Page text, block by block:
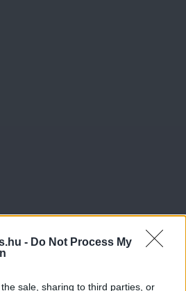
- Do Not Process My
sale, sharing to third parties, or